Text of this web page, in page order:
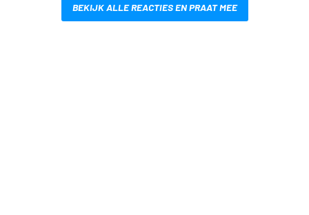
BEKIJK ALLE REACTIES EN PRAAT MEE